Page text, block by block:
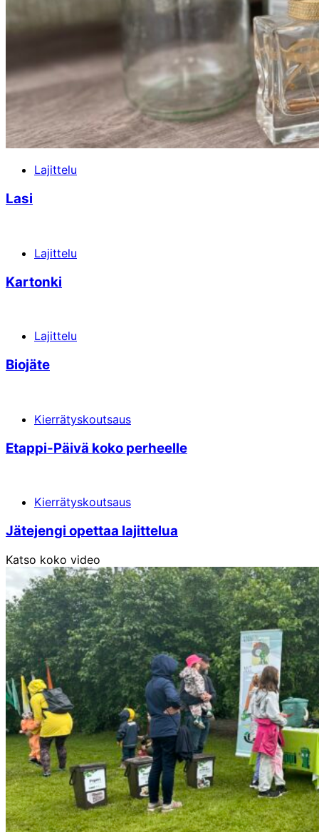
Lajittelu
Lasi
Lajittelu
Kartonki
Lajittelu
Biojäte
Kierrätyskoutsaus
Etappi-Päivä koko perheelle
Kierrätyskoutsaus
Jätejengi opettaa lajittelua
Katso koko video